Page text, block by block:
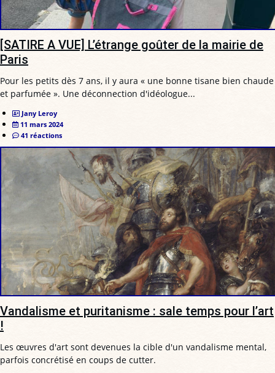
[SATIRE A VUE] L’étrange goûter de la mairie de
Paris
Pour les petits dès 7 ans, il y aura « une bonne tisane bien chaude
et parfumée ». Une déconnection d'idéologue...
Jany Leroy
11 mars 2024
41 réactions
Vandalisme et puritanisme : sale temps pour l’art
!
Les œuvres d'art sont devenues la cible d'un vandalisme mental,
parfois concrétisé en coups de cutter.